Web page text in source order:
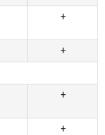
+
+
+
+